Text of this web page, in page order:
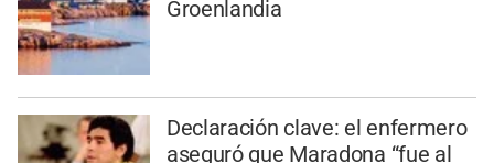
Groenlandia
Declaración clave: el enfermero
aseguró que Maradona “fue al